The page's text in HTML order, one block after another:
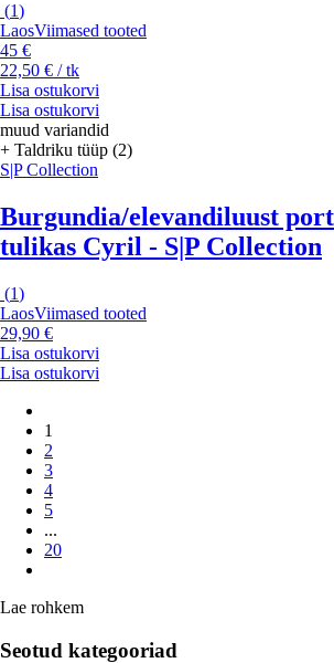
(1)
LaosViimased tooted
45 €
22,50 € / tk
Lisa ostukorvi
Lisa ostukorvi
muud variandid
+ Taldriku tüüp (2)
S|P Collection
Burgundia/elevandiluust
tulikas Cyril - S|P Collection
(1)
LaosViimased tooted
29,90 €
Lisa ostukorvi
Lisa ostukorvi
1
2
3
4
5
...
20
Lae rohkem
Seotud kategooriad